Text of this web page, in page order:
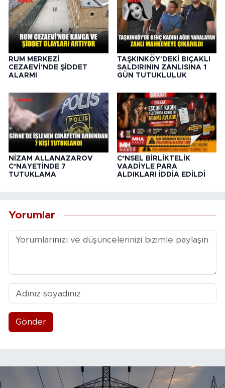
RUM MERKEZİ
CEZAEVİ'NDE ŞİDDET
ALARMI
TAŞKINKÖY'DEKİ BIÇAKLI
SALDIRININ ZANLISINA 1
GÜN TUTUKLULUK
NİZAM ALLANAZAROV
C*NAYETİNDE 7
TUTUKLAMA
C*NSEL BİRLİKTELİK
VAADİYLE PARA
ALDIKLARI İDDİA EDİLDİ
Yorumlar
Gönder